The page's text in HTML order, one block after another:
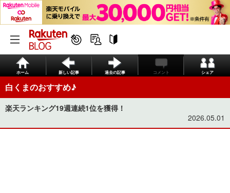
ホーム 新しい記事 過去の記事 コメント シェア
白くまのおすすめ♪
楽天ランキング19週連続1位を獲得！
2026.05.01